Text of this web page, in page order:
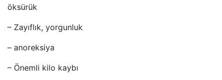
öksürük
– Zayıflık, yorgunluk
– anoreksiya
– Önemli kilo kaybı